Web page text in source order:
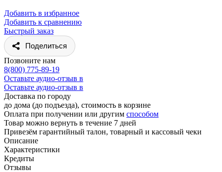
Добавить в избранное
Добавить к сравнению
Быстрый заказ
Поделиться
Позвоните нам
8(800) 775-89-19
Оставьте аудио-отзыв в
Оставьте аудио-отзыв в
Доставка по городу
до дома (до подъезда), стоимость в корзине
Оплата при получении или другим способом
Товар можно вернуть в течение 7 дней
Привезём гарантийный талон, товарный и кассовый чеки
Описание
Характеристики
Кредиты
Отзывы